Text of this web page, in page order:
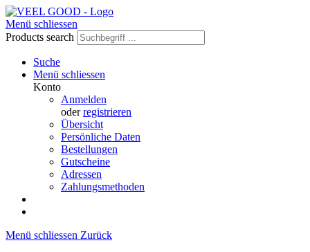
Menü schliessen
Products search
Suche
Menü schliessen
Konto
Anmelden
oderregistrieren
Übersicht
Persönliche Daten
Bestellungen
Gutscheine
Adressen
Zahlungsmethoden
Menü schliessen Zurück